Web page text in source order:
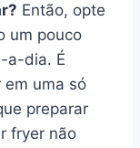
Então, opte
um pouco
a-dia. É
em uma só
preparar
fryer não